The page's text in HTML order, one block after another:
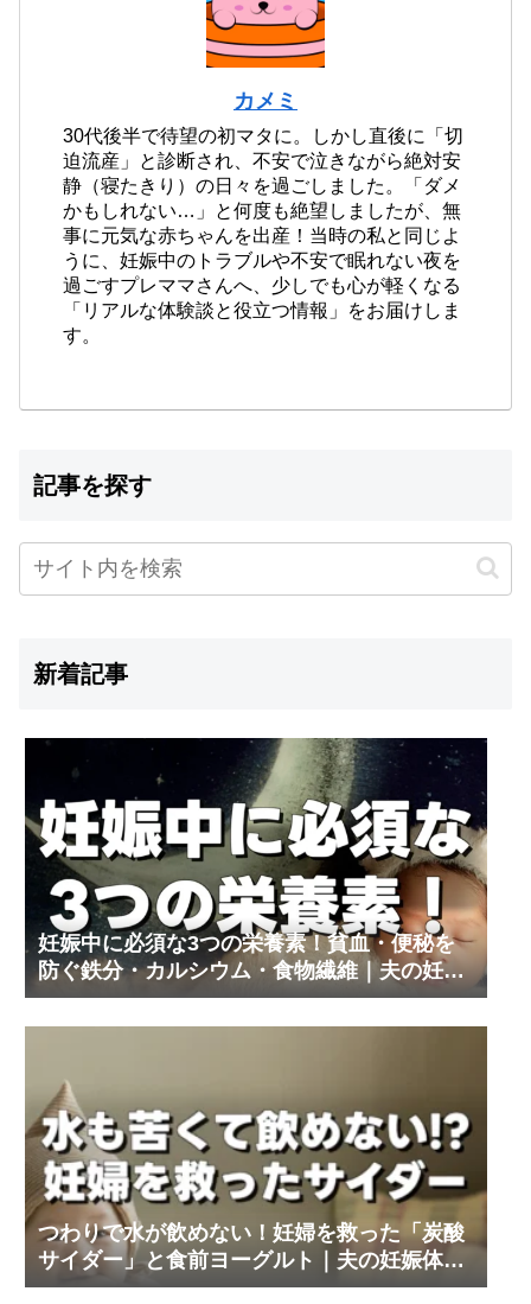
カメミ
30代後半で待望の初マタに。しかし直後に「切
迫流産」と診断され、不安で泣きながら絶対安
静（寝たきり）の日々を過ごしました。「ダメ
かもしれない…」と何度も絶望しましたが、無
事に元気な赤ちゃんを出産！当時の私と同じよ
うに、妊娠中のトラブルや不安で眠れない夜を
過ごすプレママさんへ、少しでも心が軽くなる
「リアルな体験談と役立つ情報」をお届けしま
す。
記事を探す
新着記事
妊娠中に必須な3つの栄養素！貧血・便秘を
防ぐ鉄分・カルシウム・食物繊維｜夫の妊娠
体験記③
つわりで水が飲めない！妊婦を救った「炭酸
サイダー」と食前ヨーグルト｜夫の妊娠体験
記⑨